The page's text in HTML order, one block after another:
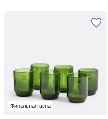
Финальная цена